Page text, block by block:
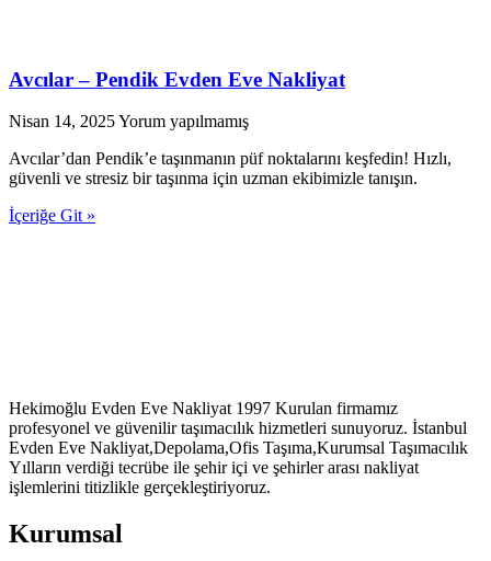
Avcılar – Pendik Evden Eve Nakliyat
Nisan 14, 2025Yorum yapılmamış
Avcılar’dan Pendik’e taşınmanın püf noktalarını keşfedin! Hızlı,
güvenli ve stresiz bir taşınma için uzman ekibimizle tanışın.
İçeriğe Git »
Hekimoğlu Evden Eve Nakliyat 1997 Kurulan firmamız
profesyonel ve güvenilir taşımacılık hizmetleri sunuyoruz. İstanbul
Evden Eve Nakliyat,Depolama,Ofis Taşıma,Kurumsal Taşımacılık
Yılların verdiği tecrübe ile şehir içi ve şehirler arası nakliyat
işlemlerini titizlikle gerçekleştiriyoruz.
Kurumsal